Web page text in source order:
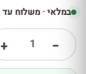
במלאי · משלוח עד 3 ימי עסקים
−
1
+